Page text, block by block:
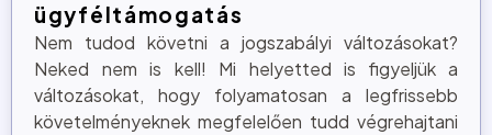
ügyféltámogatás
Nem tudod követni a jogszabályi változásokat?
Neked nem is kell! Mi helyetted is figyeljük a
változásokat, hogy folyamatosan a legfrissebb
követelményeknek megfelelően tudd végrehajtani